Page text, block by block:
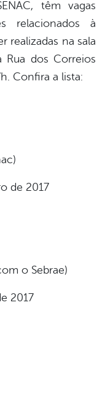
têm vagas
relacionados à
realizadas na sala
Rua dos Correios
Confira a lista:
de 2017
o Sebrae)
2017